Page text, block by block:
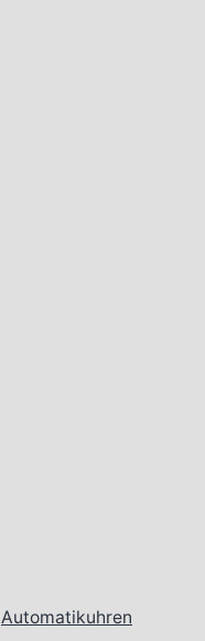
Automatikuhren